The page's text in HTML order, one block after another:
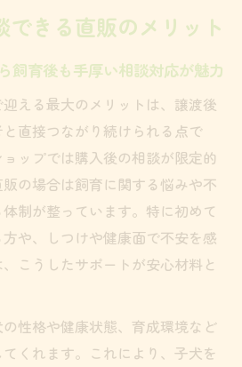
できる直販のメリット
飼育後も手厚い相談対応が魅力
える最大のメリットは、譲渡後
直接つながり続けられる点で
ップでは購入後の相談が限定的
の場合は飼育に関する悩みや不
制が整っています。特に初めて
や、しつけや健康面で不安を感
こうしたサポートが安心材料と
性格や健康状態、育成環境など
くれます。これにより、子犬を